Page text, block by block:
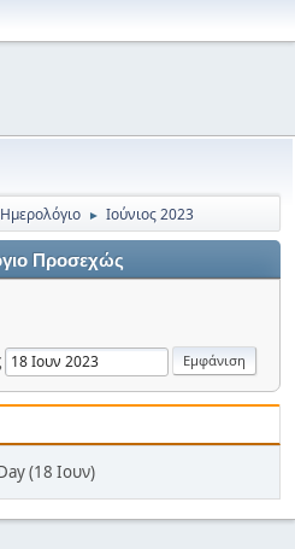
Ημερολόγιο ► Ιούνιος 2023
Προσεχώς
(18 Ιουν)